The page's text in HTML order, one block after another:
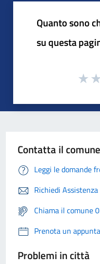
Quanto sono
su questa
Contatta il comune
Leggi le domande
Richiedi Assistenza
Chiama il comune
Prenota un
Problemi in città